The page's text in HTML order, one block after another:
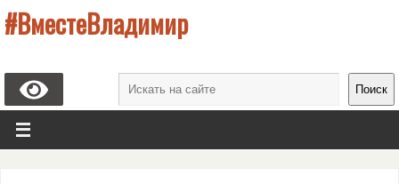
#ВместеВладимир
Поиск